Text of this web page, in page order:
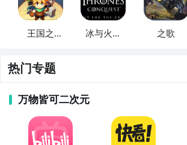
以上就是为大家带来的征服之歌沼泽阵
感兴趣的小伙伴可以去体验一下。更多
九游，之后会持续给大家带来更多全新
王国之
与征服
冰与火之
之歌
热门专题
万物皆可二次元